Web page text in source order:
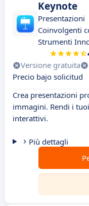
Keynote
Presentazioni
Coinvolgenti
Strumenti
Versione gratuita
Precio bajo solicitud
Crea presentazioni
immagini. Rendi i
interattivi.
Più dettagli